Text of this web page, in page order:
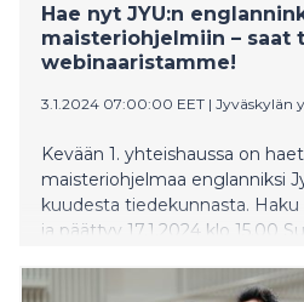
Hae nyt JYU:n
maisteriohjelmiin – saat
webinaaristamme!
3.1.2024 07:00:00 EET | Jyväskylän
Kevään 1. yhteishaussa on
maisteriohjelmaa englanniksi
kuudesta tiedekunnasta. Haku
ja päättyy 17.1.2024 klo 15.00
tervetullut